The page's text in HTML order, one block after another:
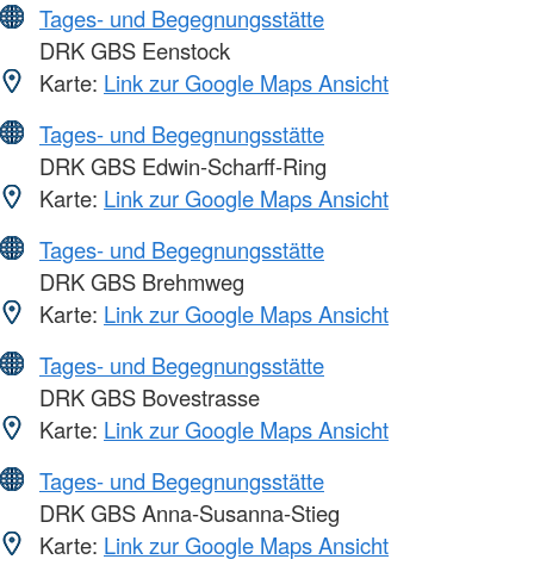
Tages- und Begegnungsstätte
DRK GBS Eenstock
Karte: Link zur Google Maps Ansicht
Tages- und Begegnungsstätte
DRK GBS Edwin-Scharff-Ring
Karte: Link zur Google Maps Ansicht
Tages- und Begegnungsstätte
DRK GBS Brehmweg
Karte: Link zur Google Maps Ansicht
Tages- und Begegnungsstätte
DRK GBS Bovestrasse
Karte: Link zur Google Maps Ansicht
Tages- und Begegnungsstätte
DRK GBS Anna-Susanna-Stieg
Karte: Link zur Google Maps Ansicht